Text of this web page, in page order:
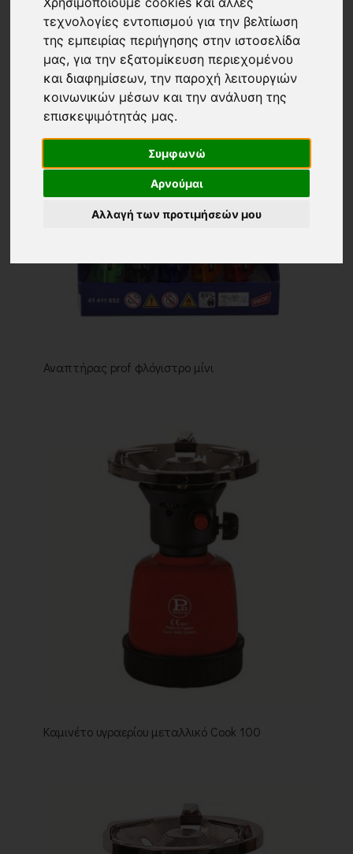
τεχνολογίες εντοπισμού για την βελτίωση
της εμπειρίας περιήγησης στην ιστοσελίδα
μας, για την εξατομίκευση περιεχομένου
και διαφημίσεων, την παροχή λειτουργιών
κοινωνικών μέσων και την ανάλυση της
επισκεψιμότητάς μας.
Συμφωνώ
Αρνούμαι
Αλλαγή των προτιμήσεών μου
Αναπτήρας prof φλόγιστρο μίνι
Καμινέτο υγραερίου μεταλλικό Cook 100